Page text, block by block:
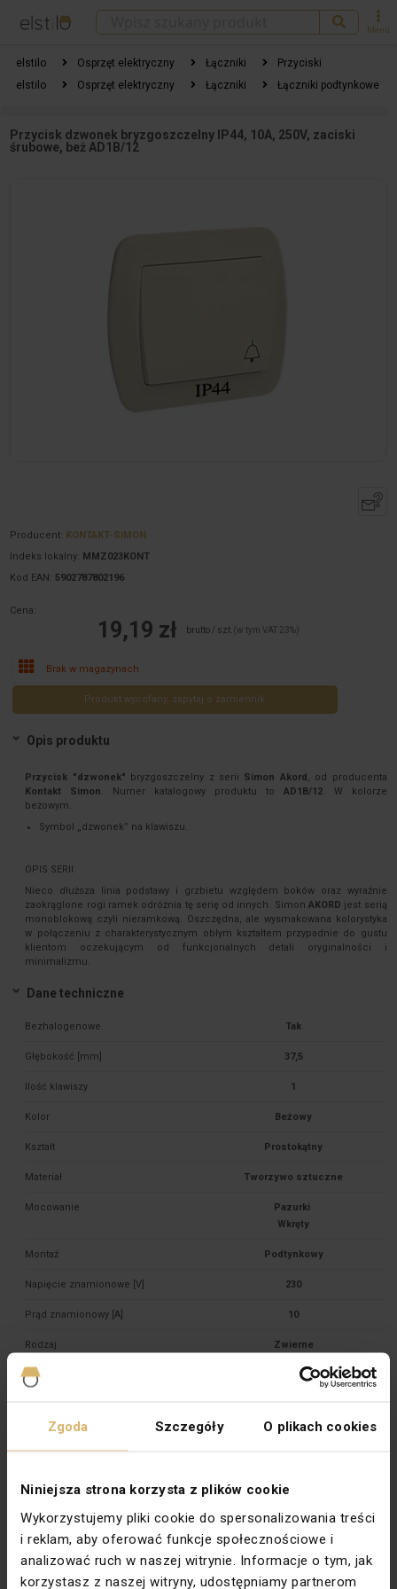
Zgoda Szczegóły O plikach cookies
Niniejsza strona korzysta z plików cookie
Wykorzystujemy pliki cookie do spersonalizowania treści
i reklam, aby oferować funkcje społecznościowe i
analizować ruch w naszej witrynie. Informacje o tym, jak
korzystasz z naszej witryny, udostępniamy partnerom
Menu
elstilo Osprzęt elektryczny Łączniki
Przyciski
elstilo
Osprzęt elektryczny Łączniki Łączniki podtynkowe
Przycisk dzwonek bryzgoszczelny IP44, 10A, 250V, zaciski
śrubowe, beż AD1B/12
Producent: KONTAKT-SIMON
Indeks lokalny: MMZ023KONT
Kod EAN: 5902787802196
Cena:
19,19 zł brutto / szt. (w tym VAT 23%)
Brak w magazynach
Produkt wycofany, zapytaj o zamiennik
Opis produktu
Przycisk "dzwonek" bryzgoszczelny z serii Simon Akord , od producenta
Kontakt Simon. Numer katalogowy produktu to AD1B/12. W kolorze
beżowym.
Symbol „dzwonek” na klawiszu.
OPIS SERII
Nieco dłuższa linia podstawy i grzbietu względem boków oraz wyraźnie
zaokrąglone rogi ramek odróżnia tę serię od innych. SimonAKORD jest serią
monoblokową czyli nieramkową. Oszczędna, ale wysmakowana kolorystyka
w połączeniu z charakterystycznym obłym kształtem przypadnie do gustu
klientom oczekującym od funkcjonalnych detali oryginalności i
minimalizmu.
Dane techniczne
Bezhalogenowe Tak
Głębokość [mm] 37,5
Ilość klawiszy 1
Kolor Beżowy
Kształt Prostokątny
Materiał Tworzywo sztuczne
Mocowanie
Pazurki
Montaż Podtynkowy
Napięcie znamionowe [V] 230
Prąd znamionowy [A] 10
Rodzaj Zwierne
Rodzina AKORD
Symbol
Dzwonek
Szerokość [mm]
Typ Podtynkowy
Wersja Zwierny